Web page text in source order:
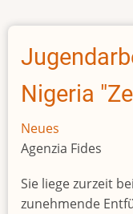
Größe
Nigeria
Neues
Agenzia Fides
Sie liege zurzeit
zunehmende